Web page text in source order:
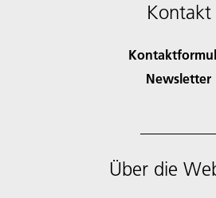
Kontakt
Newsletter
Über die